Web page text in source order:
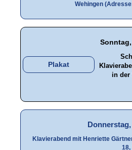
Wehingen
Plakat
in der
Klavierabend mit Henriette
18,